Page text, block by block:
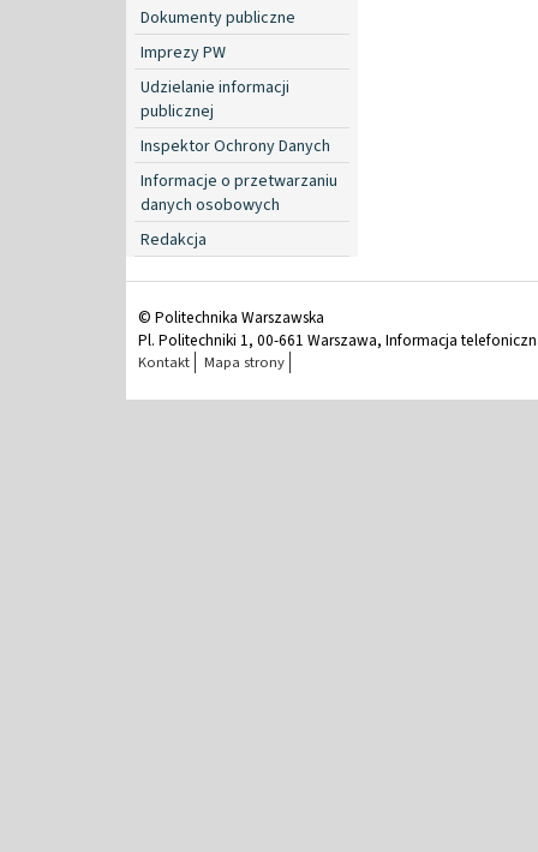
Dokumenty publiczne
Imprezy PW
Udzielanie informacji
publicznej
Inspektor Ochrony Danych
Informacje o przetwarzaniu
danych osobowych
Redakcja
© Politechnika Warszawska
Pl. Politechniki 1, 00-661 Warszawa, Informacja
Kontakt Mapa strony